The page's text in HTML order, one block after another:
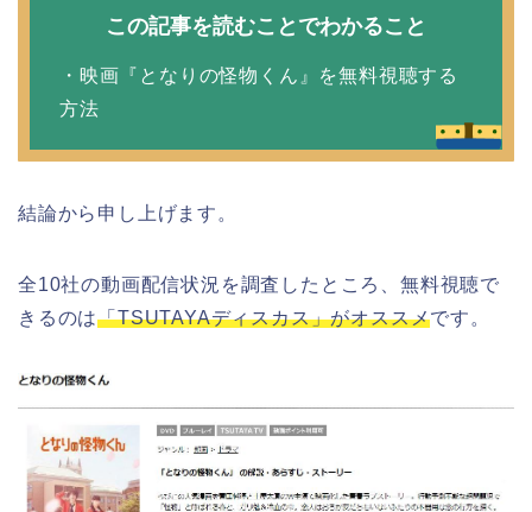
この記事を読むことでわかること
・映画『となりの怪物くん』を無料視聴する
方法
結論から申し上げます。
全10社の動画配信状況を調査したところ、無料視聴で
きるのは「TSUTAYAディスカス」がオススメです。